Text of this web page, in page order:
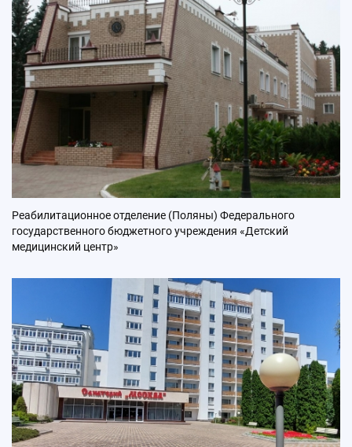
Реабилитационное отделение (Поляны) Федерального
государственного бюджетного учреждения «Детский
медицинский центр»